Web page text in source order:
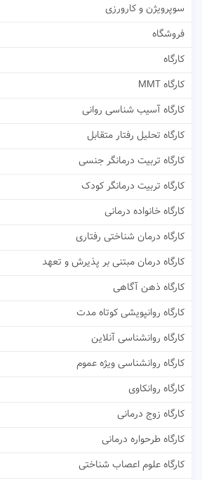
سوپرویژن و کارورزی
فروشگاه
کارگاه
کارگاه MMT
کارگاه آسیب شناسی روانی
کارگاه تحلیل رفتار متقابل
کارگاه تربیت درمانگر جنسی
کارگاه تربیت درمانگر کودک
کارگاه خانواده درمانی
کارگاه درمان شناختی رفتاری
کارگاه درمان مبتنی بر پذیرش و تعهد
کارگاه ذهن آگاهی
کارگاه روانپویشی کوتاه مدت
کارگاه روانشناسی آنلاین
کارگاه روانشناسی ویژه عموم
کارگاه روانکاوی
کارگاه زوج درمانی
کارگاه طرحواره درمانی
کارگاه علوم اعصاب شناختی